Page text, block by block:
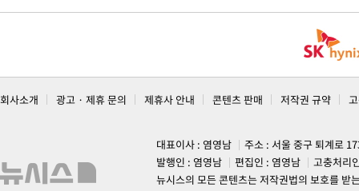
회사소개 광고 · 제휴 문의 제휴사 안내 콘텐츠 판매 저작권 규약
대표이사 : 염영남
주소 : 서울 중구 퇴계로
발행인 : 염영남
편집인 : 염영남
고충처리
뉴시스의 모든 콘텐츠는 저작권법의 보호를